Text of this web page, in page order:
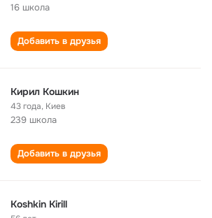
16 школа
Добавить в друзья
Кирил Кошкин
43 года, Киев
239 школа
Добавить в друзья
Koshkin Kirill